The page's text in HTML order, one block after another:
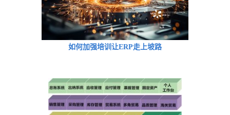
如何加强培训让ERP走上坡路